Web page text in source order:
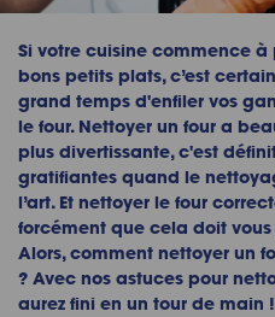
Si votre cuisine commence
bons petits plats, c’est
grand temps d'enfiler vos
le four. Nettoyer un four a
plus divertissante, c'est
gratifiantes quand le
l’art. Et nettoyer le four
forcément que cela doit
Alors, comment nettoyer un
? Avec nos astuces pour
aurez fini en un tour de main !